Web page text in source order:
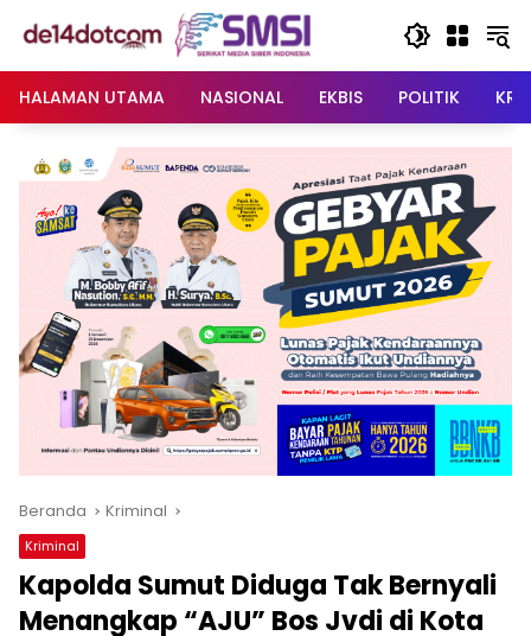
HALAMAN UTAMA
NASIONAL EKBIS POLITIK
Beranda Kriminal
Kriminal
Kapolda Sumut Diduga Tak Bernyali
Menangkap “AJU” Bos Jvdi di Kota